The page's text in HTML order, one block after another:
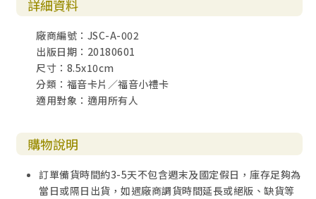
詳細資料
廠商編號：JSC-A-002
出版日期：20180601
尺寸：8.5x10cm
分類：福音卡片／福音小禮卡
適用對象：適用所有人
購物說明
訂單備貨時間約3-5天不包含週末及國定假日，庫存足夠為
當日或隔日出貨，如遇廠商調貨時間延長或絕版、缺貨等